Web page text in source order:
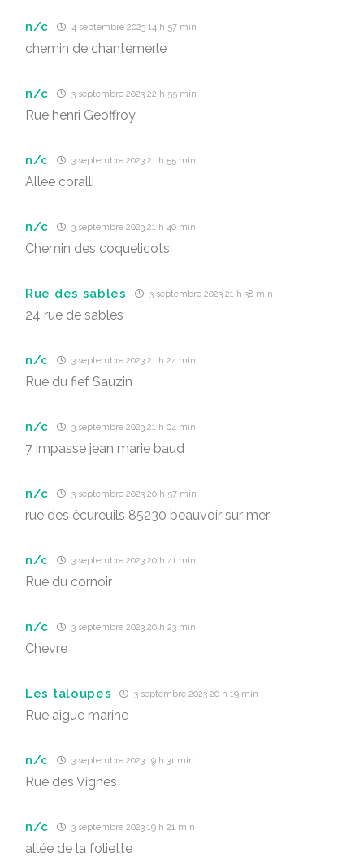
n/c 4 septembre 2023 14 h 57 min
chemin de chantemerle
n/c 3 septembre 2023 22 h 55 min
Rue henri Geoffroy
n/c 3 septembre 2023 21 h 55 min
Allée coralli
n/c 3 septembre 2023 21 h 40 min
Chemin des coquelicots
Rue des sables 3 septembre 2023 21 h 38 min
24 rue de sables
n/c 3 septembre 2023 21 h 24 min
Rue du fief Sauzin
n/c 3 septembre 2023 21 h 04 min
7 impasse jean marie baud
n/c 3 septembre 2023 20 h 57 min
rue des écureuils 85230 beauvoir sur mer
n/c 3 septembre 2023 20 h 41 min
Rue du cornoir
n/c 3 septembre 2023 20 h 23 min
Chevre
Les taloupes 3 septembre 2023 20 h 19 min
Rue aigue marine
n/c 3 septembre 2023 19 h 31 min
Rue des Vignes
n/c 3 septembre 2023 19 h 21 min
allée de la foliette